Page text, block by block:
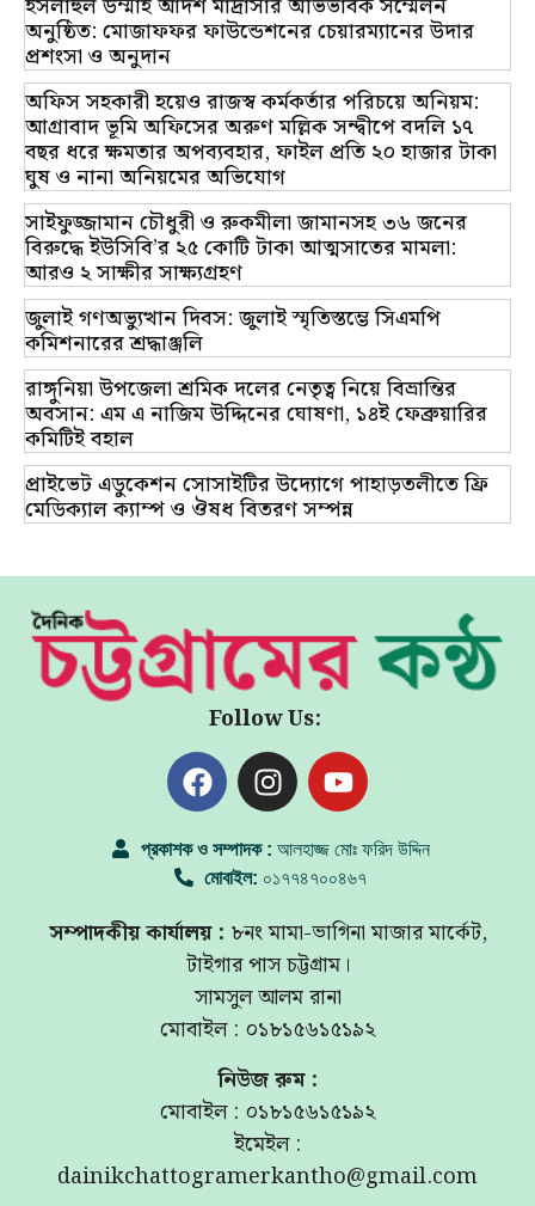
অনুষ্ঠিত: মোজাফফর ফাউন্ডেশনের চেয়ারম্যানের উদার
প্রশংসা ও অনুদান
অফিস সহকারী হয়েও রাজস্ব কর্মকর্তার পরিচয়ে অনিয়ম:
আগ্রাবাদ ভূমি অফিসের অরুণ মল্লিক সন্দ্বীপে বদলি ১৭
বছর ধরে ক্ষমতার অপব্যবহার, ফাইল প্রতি ২০ হাজার টাকা
ঘুষ ও নানা অনিয়মের অভিযোগ
সাইফুজ্জামান চৌধুরী ও রুকমীলা জামানসহ ৩৬ জনের
বিরুদ্ধে ইউসিবি’র ২৫ কোটি টাকা আত্মসাতের মামলা:
আরও ২ সাক্ষীর সাক্ষ্যগ্রহণ
জুলাই গণঅভ্যুত্থান দিবস: জুলাই স্মৃতিস্তম্ভে সিএমপি
কমিশনারের শ্রদ্ধাঞ্জলি
রাঙ্গুনিয়া উপজেলা শ্রমিক দলের নেতৃত্ব নিয়ে বিভ্রান্তির
অবসান: এম এ নাজিম উদ্দিনের ঘোষণা, ১৪ই ফেব্রুয়ারির
কমিটিই বহাল
প্রাইভেট এডুকেশন সোসাইটির উদ্যোগে পাহাড়তলীতে ফ্রি
মেডিক্যাল ক্যাম্প ও ঔষধ বিতরণ সম্পন্ন
Follow Us:
প্রকাশক ও সম্পাদক : আলহাজ্জ মোঃ ফরিদ উদ্দিন
মোবাইল: ০১৭৭৪৭০০৪৬৭
সম্পাদকীয় কার্যালয় : ৮নং মামা-ভাগিনা মাজার মার্কেট,
টাইগার পাস চট্টগ্রাম।
সামসুল আলম রানা
মোবাইল : ০১৮১৫৬১৫১৯২
নিউজ রুম :
মোবাইল : ০১৮১৫৬১৫১৯২
ইমেইল :
dainikchattogramerkantho@gmail.com